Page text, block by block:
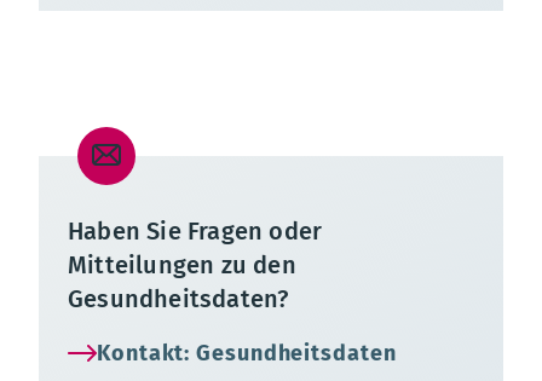
Haben Sie Fragen oder
Mitteilungen zu den
Gesundheitsdaten?
Kontakt: Gesundheitsdaten